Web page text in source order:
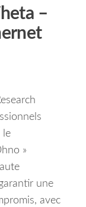
–
le
»
une
avec